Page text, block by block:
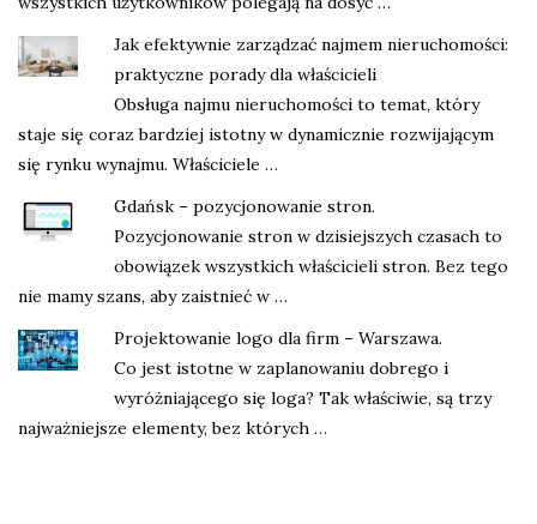
Jak efektywnie zarządzać najmem nieruchomości:
praktyczne porady dla właścicieli
Obsługa najmu nieruchomości to temat, który
staje się coraz bardziej istotny w dynamicznie rozwijającym
się rynku wynajmu. Właściciele …
Gdańsk – pozycjonowanie stron.
Pozycjonowanie stron w dzisiejszych czasach to
obowiązek wszystkich właścicieli stron. Bez tego
nie mamy szans, aby zaistnieć w …
Projektowanie logo dla firm – Warszawa.
Co jest istotne w zaplanowaniu dobrego i
wyróżniającego się loga? Tak właściwie, są trzy
najważniejsze elementy, bez których …